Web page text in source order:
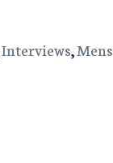
Interviews,